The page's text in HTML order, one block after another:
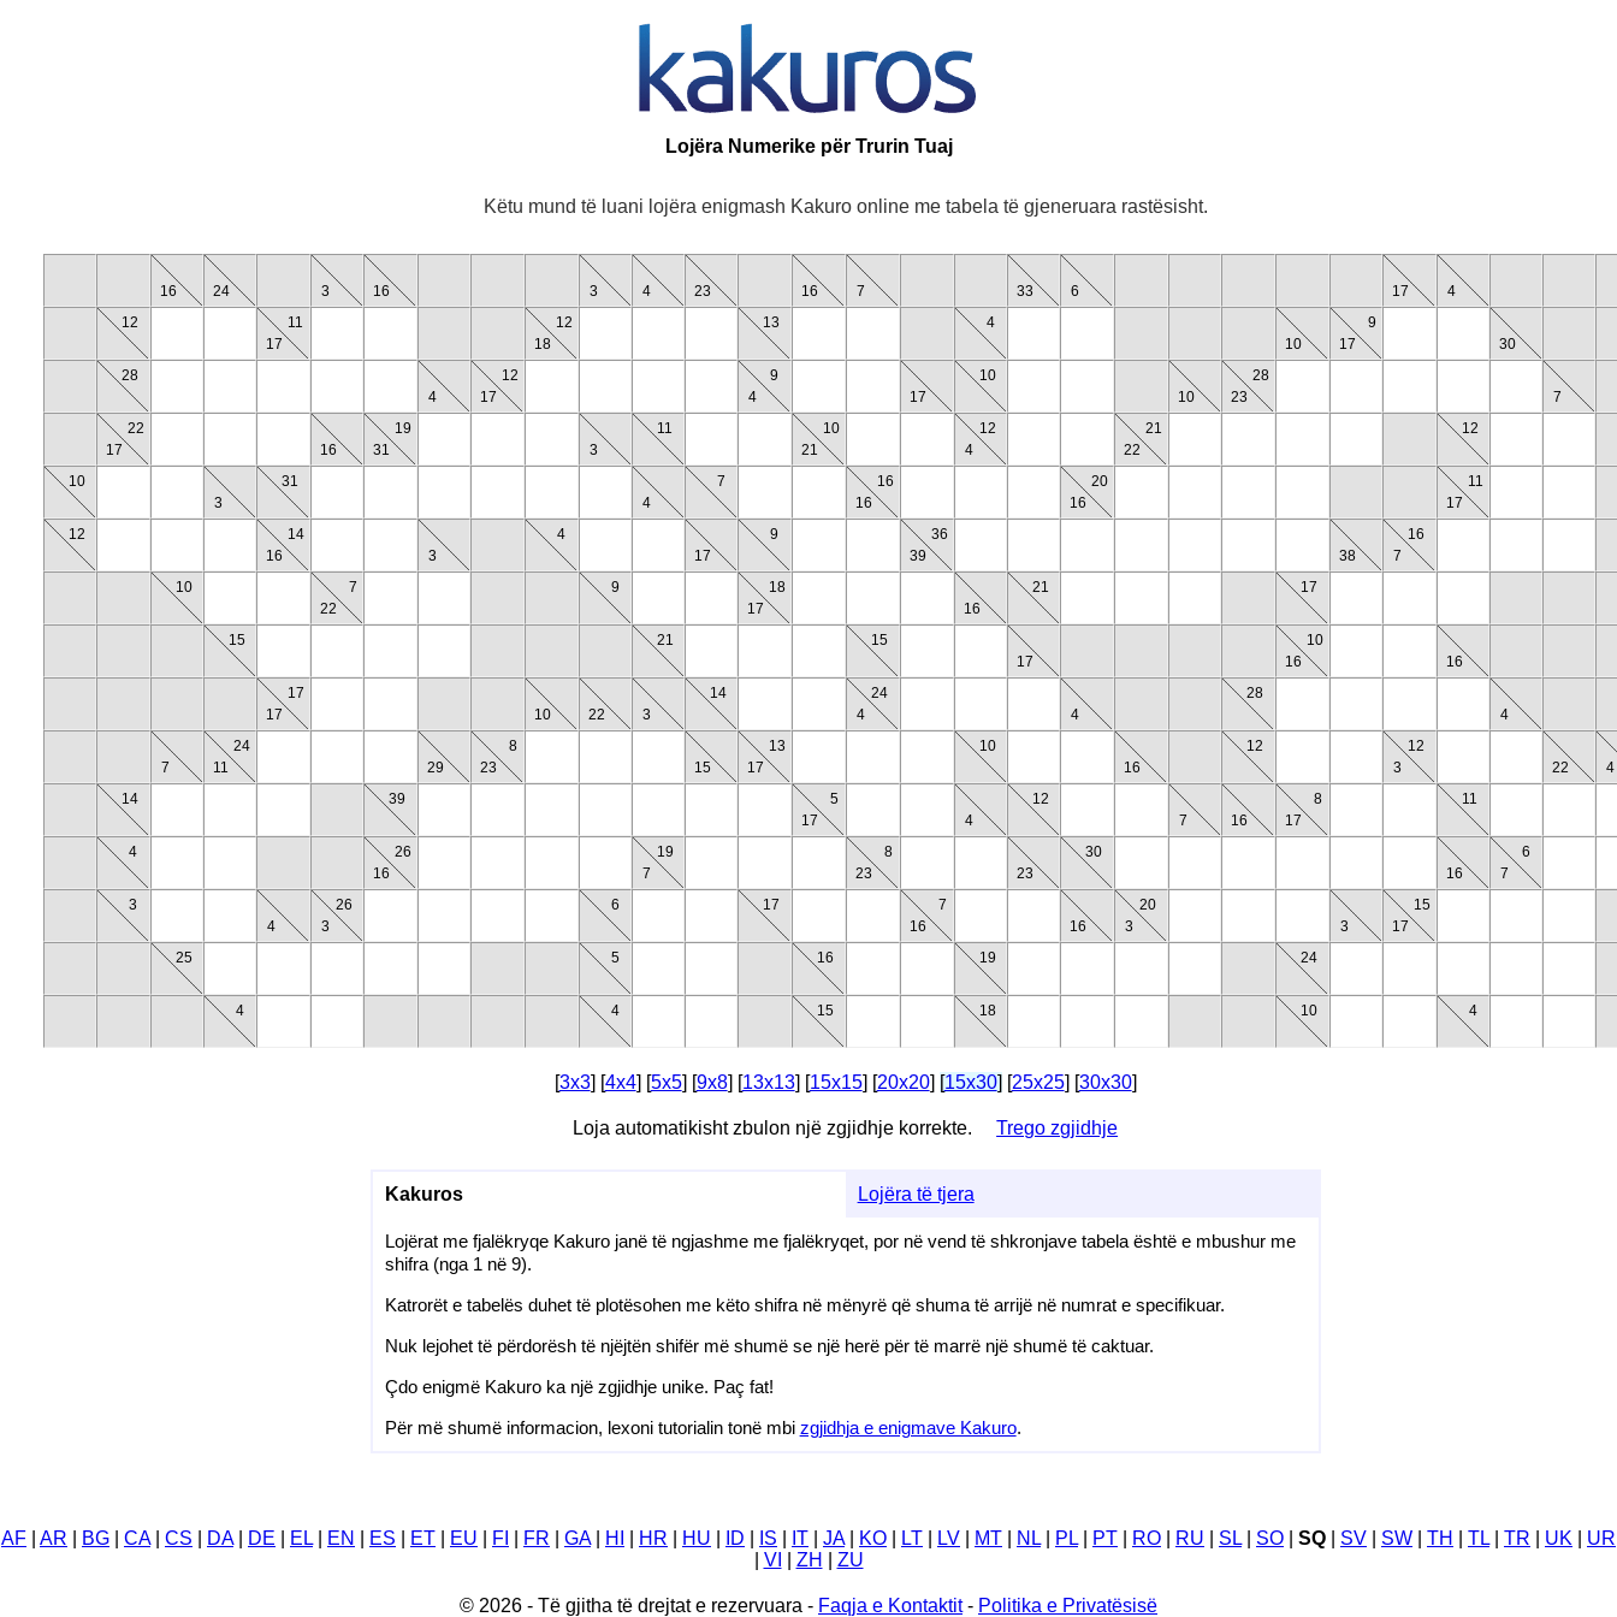
Lojëra Numerike për Trurin Tuaj
Këtu mund të luani lojëra enigmash Kakuro online me tabela të gjeneruara rastësisht.
16 24 3 16 3 4 23 16 7 33 6 17
4
12
11
17
12
18
13
4
10
9
17
30
28
4
12
17
9
4
17
10
10
28
23
7
22
17
16
19
31
3
11
10
21
12
4
21
22
12
10
3
31
4
7
16
16
20
16
11
17
12
14
16
3
4
17
9
36
39
38
16
7
10
7
22
9
18
17
16
21 17
15 21
15
17
10
16
16
17
17
10 22 3
14
24
4
4
28
4
7
24
11
29
8
23
15
13
17
10
16
12
12
3
22
4
14
39
5
17
4
12
7
16
8
17
11
4
26
16
19
7
8
23
23
30
16
6
7
3
4
26
3
6 17
7
16
16
20
3
3
15
17
25
5 16 19 24
4 4 15 18 10 4
[3x3] [4x4] [5x5] [9x8] [13x13] [15x15] [20x20] [15x30] [25x25] [30x30]
Loja automatikisht zbulon një zgjidhje korrekte.Trego zgjidhje
Kakuros Lojëra të tjera
Lojërat me fjalëkryqe Kakuro janë të ngjashme me fjalëkryqet, por në vend të shkronjave tabela është e mbushur me
shifra (nga 1 në 9).
Katrorët e tabelës duhet të plotësohen me këto shifra në mënyrë që shuma të arrijë në numrat e specifikuar.
Nuk lejohet të përdorësh të njëjtën shifër më shumë se një herë për të marrë një shumë të caktuar.
Çdo enigmë Kakuro ka një zgjidhje unike. Paç fat!
Për më shumë informacion, lexoni tutorialin tonë mbi zgjidhja e enigmave Kakuro.
AF AR BG CA| CS DA| DE EL EN ES ET EU FI FR GA| HI HR HU ID IS IT JA| KO LT LV MT NL PL PT RO RU SL SO SQ SV SW TH TL TR UK
UR
VI ZH ZU
© 2026 - Të gjitha të drejtat e rezervuara - Faqja e Kontaktit- Politika e Privatësisë